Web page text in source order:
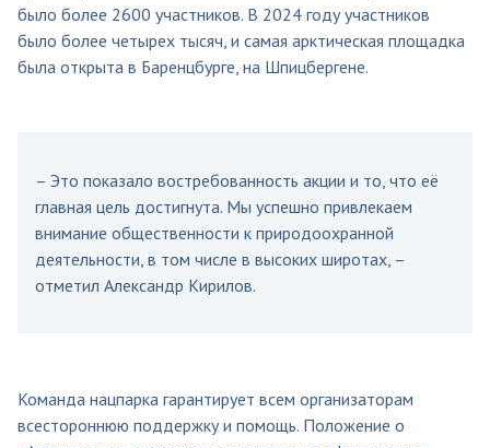
было более 2600 участников. В 2024 году участников
было более четырех тысяч, и самая арктическая площадка
была открыта в Баренцбурге, на Шпицбергене.
– Это показало востребованность акции и то, что её
главная цель достигнута. Мы успешно привлекаем
внимание общественности к природоохранной
деятельности, в том числе в высоких широтах, –
отметил Александр Кирилов.
Команда нацпарка гарантирует всем организаторам
всестороннюю поддержку и помощь. Положение о